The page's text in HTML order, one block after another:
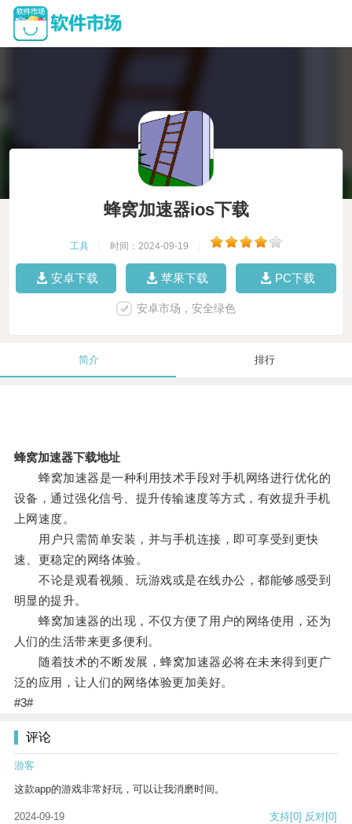
蜂窝加速器ios下载
工具 时间：2024-09-19
安卓下载 苹果下载 PC下载
安卓市场，安全绿色
简介 排行
蜂窝加速器下载地址
蜂窝加速器是一种利用技术手段对手机网络进行优化的
设备，通过强化信号、提升传输速度等方式，有效提升手机
上网速度。
用户只需简单安装，并与手机连接，即可享受到更快
速、更稳定的网络体验。
不论是观看视频、玩游戏或是在线办公，都能够感受到
明显的提升。
蜂窝加速器的出现，不仅方便了用户的网络使用，还为
人们的生活带来更多便利。
随着技术的不断发展，蜂窝加速器必将在未来得到更广
泛的应用，让人们的网络体验更加美好。
#3#
评论
游客
这款app的游戏非常好玩，可以让我消磨时间。
2024-09-19 支持[0] 反对[0]